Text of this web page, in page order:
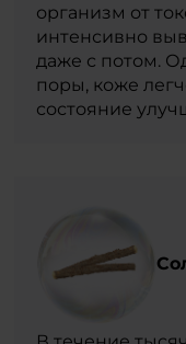
организм от
интенсивно
даже с потом.
поры, коже
состояние